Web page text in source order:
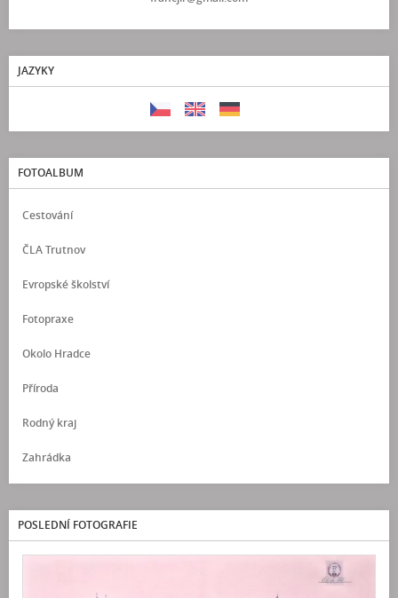
JAZYKY
FOTOALBUM
Cestování
ČLA Trutnov
Evropské školství
Fotopraxe
Okolo Hradce
Příroda
Rodný kraj
Zahrádka
POSLEDNÍ FOTOGRAFIE